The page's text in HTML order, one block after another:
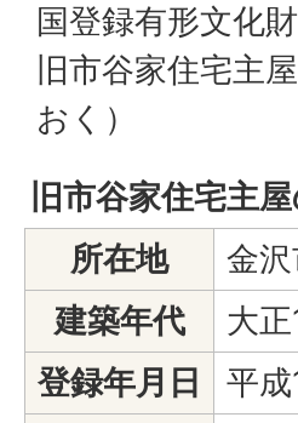
国登録有形文化
旧市谷家住宅主
おく）
旧市谷家住宅主
所在地
金
建築年代
大
登録年月日
平